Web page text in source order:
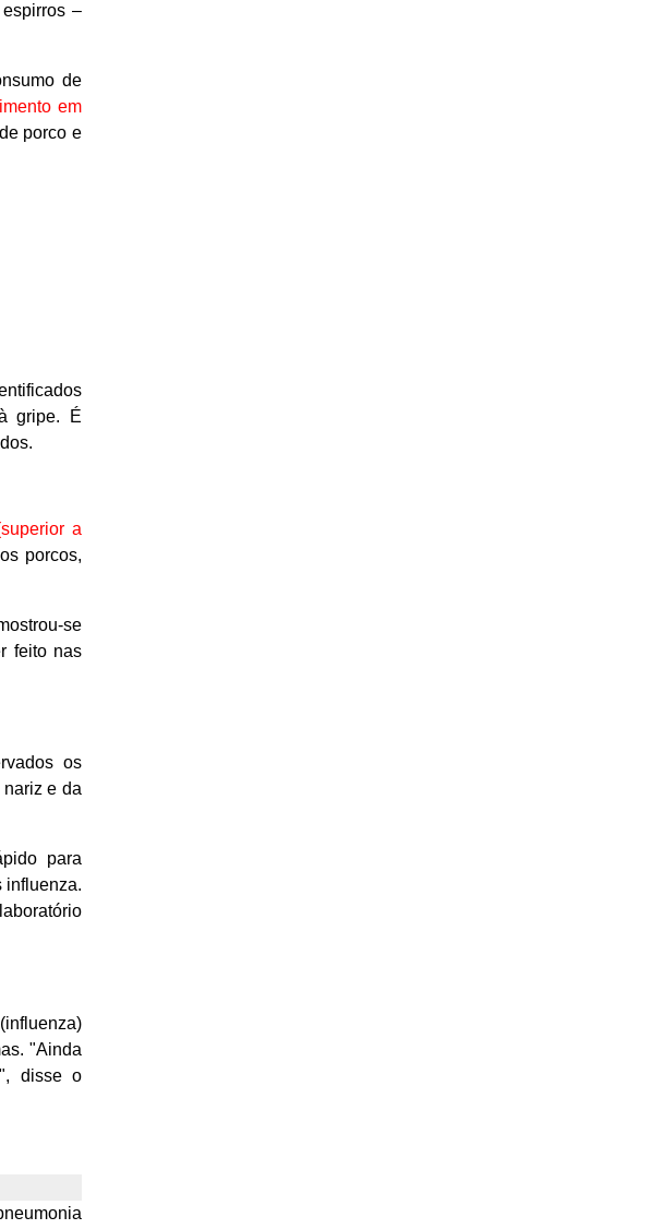
–
de
em
porco e
gripe. É
a
porcos,
se
feito nas
os
e da
para
influenza.
"Ainda
disse o